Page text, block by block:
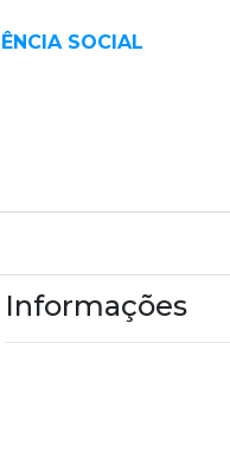
SOCIAL
Informações